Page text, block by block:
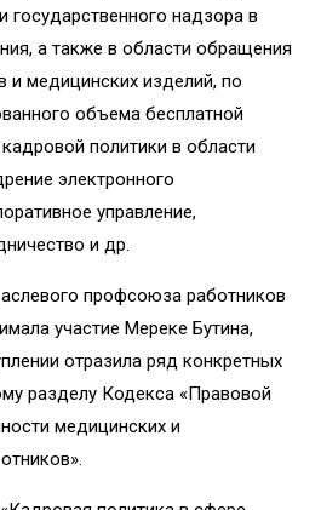
государственного надзора в
а также в области обращения
и медицинских изделий, по
объема бесплатной
политики в области
электронного
управление,
и др.
профсоюза работников
участие Мереке Бутина,
отразила ряд конкретных
разделу Кодекса «Правовой
медицинских и